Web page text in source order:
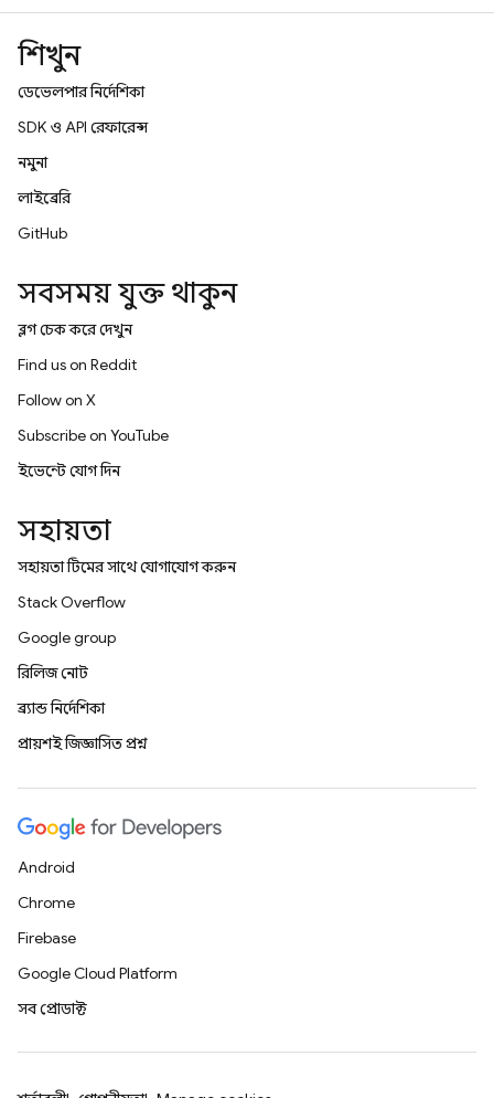
শিখুন
ডেভেলপার নির্দেশিকা
SDK ও API রেফারেন্স
নমুনা
লাইব্রেরি
GitHub
সবসময় যুক্ত থাকুন
ব্লগ চেক করে দেখুন
Find us on Reddit
Follow on X
Subscribe on YouTube
ইভেন্টে যোগ দিন
সহায়তা
সহায়তা টিমের সাথে যোগাযোগ করুন
Stack Overflow
Google group
রিলিজ নোট
ব্র্যান্ড নির্দেশিকা
প্রায়শই জিজ্ঞাসিত প্রশ্ন
Android
Chrome
Firebase
Google Cloud Platform
সব প্রোডাক্ট